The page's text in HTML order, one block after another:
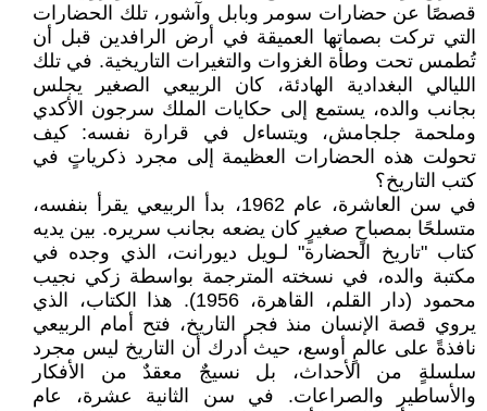
قصصًا عن حضارات سومر وبابل وآشور، تلك الحضارات
التي تركت بصماتها العميقة في أرض الرافدين قبل أن
تُطمس تحت وطأة الغزوات والتغيرات التاريخية. في تلك
الليالي البغدادية الهادئة، كان الربيعي الصغير يجلس
بجانب والده، يستمع إلى حكايات الملك سرجون الأكدي
وملحمة جلجامش، ويتساءل في قرارة نفسه: كيف
تحولت هذه الحضارات العظيمة إلى مجرد ذكرياتٍ في
كتب التاريخ؟
في سن العاشرة، عام 1962، بدأ الربيعي يقرأ بنفسه،
متسلحًا بمصباحٍ صغيرٍ كان يضعه بجانب سريره. بين يديه
كتاب "تاريخ الحضارة" لـويل ديورانت، الذي وجده في
مكتبة والده، في نسخته المترجمة بواسطة زكي نجيب
محمود (دار القلم، القاهرة، 1956). هذا الكتاب، الذي
يروي قصة الإنسان منذ فجر التاريخ، فتح أمام الربيعي
نافذةً على عالمٍ أوسع، حيث أدرك أن التاريخ ليس مجرد
سلسلةٍ من الأحداث، بل نسيجٌ معقدٌ من الأفكار
والأساطير والصراعات. في سن الثانية عشرة، عام